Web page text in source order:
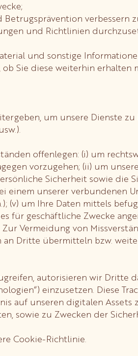
verbessern
und Richtlinien
und sonstige
Sie diese weiterhin
um unsere Dienste
offenlegen: (i) um
vorzugehen; (ii) um
Sicherheit sowie
einem unserer verbundenen
(v) um Ihre Daten mittels
für geschäftliche Zwecke
Vermeidung von
an Dritte übermitteln bzw.
autorisieren wir Dritte
einzusetzen. Diese
auf unseren digitalen
sowie zu Zwecken der
Cookie-Richtlinie.